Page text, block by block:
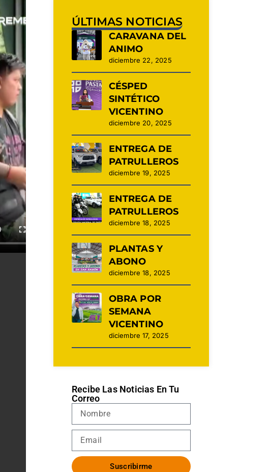
ÚLTIMAS NOTICIAS
CARAVANA DEL
ANIMO
diciembre 22, 2025
CÉSPED
SINTÉTICO
VICENTINO
diciembre 20, 2025
ENTREGA DE
PATRULLEROS
diciembre 19, 2025
ENTREGA DE
PATRULLEROS
diciembre 18, 2025
PLANTAS Y
ABONO
diciembre 18, 2025
OBRA POR
SEMANA
VICENTINO
diciembre 17, 2025
Recibe Las Noticias En Tu
Correo
Suscribirme